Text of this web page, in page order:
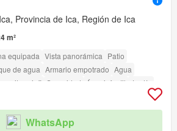
Provincia de Ica, Región de Ica
m²
equipada Vista panorámica Patio
de agua Armario empotrado Agua
amenity_wi_fi Seguridad Área infantil
Jardín
discapacidad
WhatsApp